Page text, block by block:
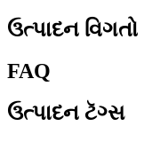
ઉત્પાદન વિગતો
FAQ
ઉત્પાદન ટૅગ્સ